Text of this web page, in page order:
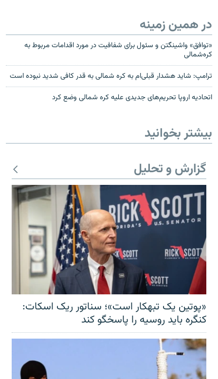
در همین زمینه
«توافق» واشینگتن و سئول برای شفافیت در مورد اقدامات مربوط به
کره‌شمالی
ترامپ: شاید هشدار قبلی‌ام به کره شمالی به قدر کافی شدید نبوده است
اتحادیه اروپا تحریم‌های جدیدی علیه کره شمالی وضع کرد
بیشتر بخوانید
گزارش و تحلیل
«پوتین یک تبهکار است»؛ سناتور ریک اسکات:
کنگره باید روسیه را پاسخگو کند